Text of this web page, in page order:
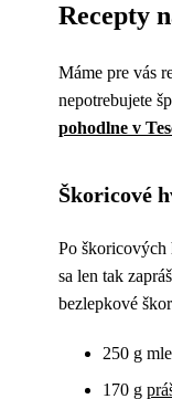
Recepty
Máme pre vás
nepotrebujete
pohodlne v
Škoricové
Po škoricových
sa len tak
bezlepkové
250 g
170 g